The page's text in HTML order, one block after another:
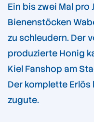
Ein bis zwei Mal pro
Bienenstöcken
zu schleudern. Der
produzierte Honig
Kiel Fanshop am
Der komplette
zugute.